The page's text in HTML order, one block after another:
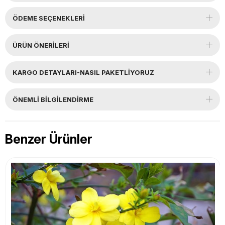
ÖDEME SEÇENEKLERI
ÜRÜN ÖNERILERI
KARGO DETAYLARI-NASIL PAKETLİYORUZ
ÖNEMLI BILGILENDIRME
Benzer Ürünler